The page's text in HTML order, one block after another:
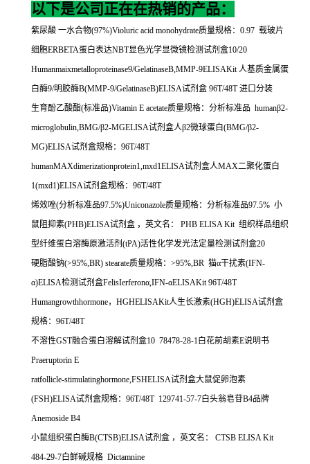
以下是公司正在在热销的产品：
紫尿酸 一水合物(97%)Violuric acid monohydrate质量规格： 0.97 载玻片
细胞ERBETA蛋白表达NBT显色光学显微镜检测试剂盒10/20
Humanmaixmetalloproteinase9/GelatinaseB,MMP-9ELISAKit人基质金属蛋
白酶9/明胶酶B(MMP-9/GelatinaseB)ELISA试剂盒 96T/48T进口分装
生育酚乙酸酯(标准品)Vitamin E acetate质量规格：分析标准品 humanβ2-
microglobulin,BMG/β2-MGELISA试剂盒人β2微球蛋白(BMG/β2-
MG)ELISA试剂盒规格： 96T/48T
humanMAXdimerizationprotein1,mxd1ELISA试剂盒人MAX二聚化蛋白
1(mxd1)ELISA试剂盒规格： 96T/48T
烯效唑(分析标准品97.5%)Uniconazole质量规格：分析标准品97.5% 小
鼠阻抑素(PHB)ELISA试剂盒 ，英文名： PHB ELISA Kit 组织样品组织
型纤维蛋白溶酶原激活剂 (tPA)活性化学发光法定量检测试剂盒20
硬脂酸钠(>95%,BR) stearate质量规格： >95%,BR 猫α干扰素(IFN-
α)ELISA检测试剂盒FelisIerferonα,IFN-αELISAKit 96T/48T
Humangrowthhormone， HGHELISAKit人生长激素(HGH)ELISA试剂盒
规格： 96T/48T
不溶性GST融合蛋白溶解试剂盒10 78478-28-1白花前胡素E说明书
Praeruptorin E
ratfollicle-stimulatinghormone,FSHELISA试剂盒大鼠促卵泡素
(FSH)ELISA试剂盒规格： 96T/48T 129741-57-7白头翁皂苷B4品牌
Anemoside B4
小鼠组织蛋白酶B(CTSB)ELISA试剂盒 ，英文名：
CTSB ELISA Kit
484-29-7白鲜碱规格 Dictamnine